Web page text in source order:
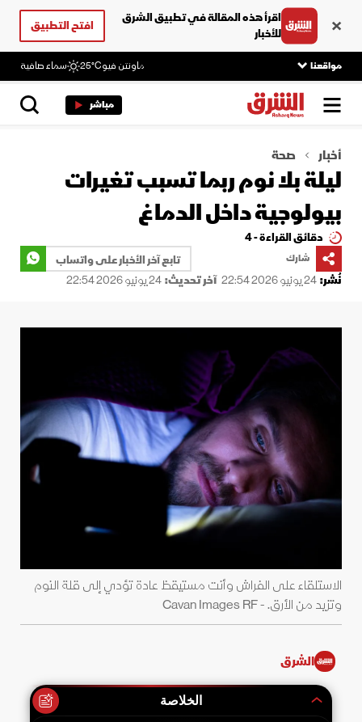
اقرأ هذه المقالة في تطبيق الشرق
للأخبار
افتح التطبيق
مواقعنا ماونتن فيو25°C سماء صافية
مباشر
أخبار صحة
ليلة بلا نوم ربما تسبب تغيرات
بيولوجية داخل الدماغ
دقائق القراءة - 4
شارك
تابع آخر الأخبار على واتساب
نُشر:24 يونيو 2026 22:54 آخر تحديث:24 يونيو 2026 22:54
الاستلقاء على الفراش وأنت مستيقظ عادة تؤدي إلى قلة النوم
وتزيد من الأرق. - Cavan Images RF
الشرق
الخلاصة